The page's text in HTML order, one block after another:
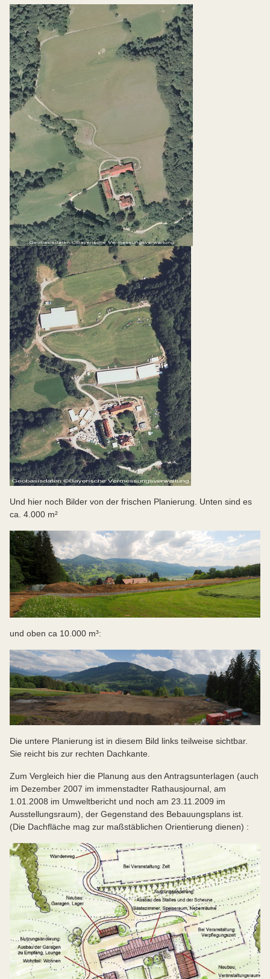
Und hier noch Bilder von der frischen Planierung. Unten sind es
ca. 4.000 m²
und oben ca 10.000 m³:
Die untere Planierung ist in diesem Bild links teilweise sichtbar.
Sie reicht bis zur rechten Dachkante.
Zum Vergleich hier die Planung aus den Antragsunterlagen (auch
im Dezember 2007 im immenstadter Rathausjournal, am
1.01.2008 im Umweltbericht und noch am 23.11.2009 im
Ausstellungsraum), der Gegenstand des Bebauungsplans ist.
(Die Dachfläche mag zur maßstäblichen Orientierung dienen) :